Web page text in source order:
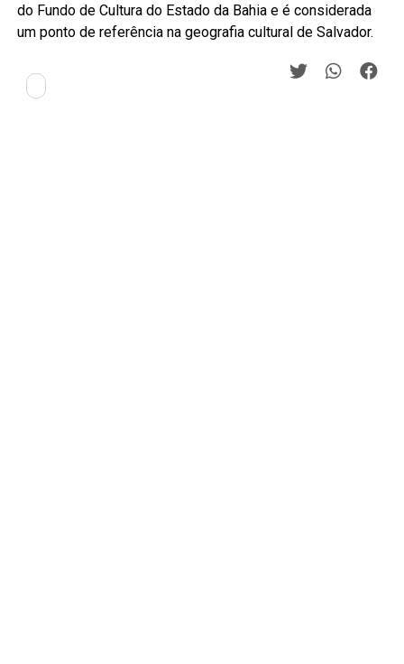
do Fundo de Cultura do Estado da Bahia e é considerada
um ponto de referência na geografia cultural de Salvador.